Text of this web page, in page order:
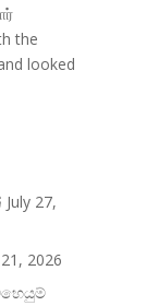
the
looked
July 27,
21, 2026